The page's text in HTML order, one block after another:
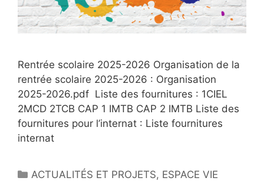
Rentrée scolaire 2025-2026 Organisation de la
rentrée scolaire 2025-2026 : Organisation
2025-2026.pdf Liste des fournitures : 1CIEL
2MCD 2TCB CAP 1 IMTB CAP 2 IMTB Liste des
fournitures pour l’internat : Liste fournitures
internat
Catégories
ACTUALITÉS ET PROJETS, ESPACE VIE